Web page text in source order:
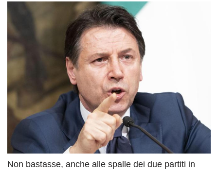
Non bastasse, anche alle spalle dei due partiti in